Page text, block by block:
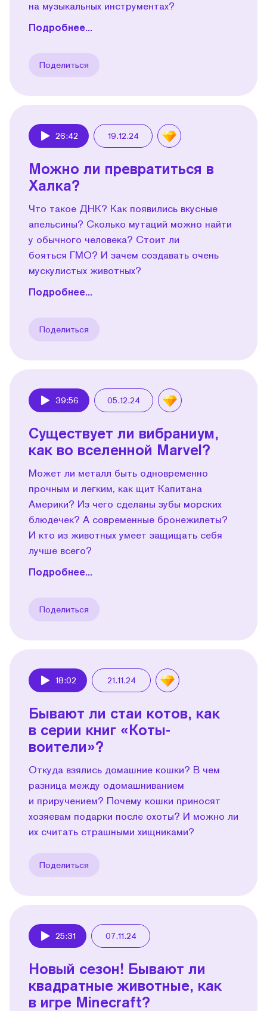
на музыкальных инструментах?
Подробнее...
Поделиться
26:42 19.12.24
Можно ли превратиться в
Халка?
Что такое ДНК? Как появились вкусные
апельсины? Сколько мутаций можно найти
у обычного человека? Стоит ли
бояться ГМО? И зачем создавать очень
мускулистых животных?
Подробнее...
Поделиться
39:56 05.12.24
Существует ли вибраниум,
как во вселенной Marvel?
Может ли металл быть одновременно
прочным и легким, как щит Капитана
Америки? Из чего сделаны зубы морских
блюдечек? А современные бронежилеты?
И кто из животных умеет защищать себя
лучше всего?
Подробнее...
Поделиться
18:02 21.11.24
Бывают ли стаи котов, как
в серии книг «Коты-
воители»?
Откуда взялись домашние кошки? В чем
разница между одомашниванием
и приручением? Почему кошки приносят
хозяевам подарки после охоты? И можно ли
их считать страшными хищниками?
Поделиться
25:31 07.11.24
Новый сезон! Бывают ли
квадратные животные, как
в игре Minecraft?